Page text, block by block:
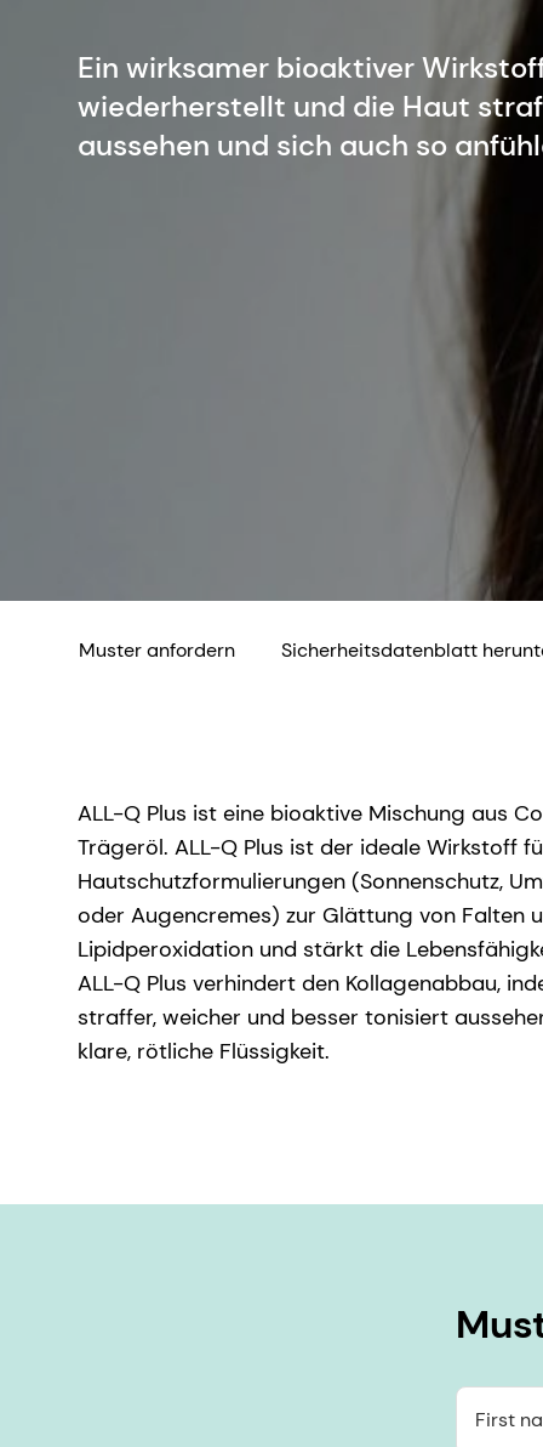
Ein wirksamer bioaktiver
wiederherstellt und die Haut
aussehen und sich auch so
Muster anfordern Sicherheitsdatenblatt
ALL-Q Plus ist eine bioaktive Mischung aus
Trägeröl. ALL-Q Plus ist der ideale Wirkstoff
Hautschutzformulierungen (Sonnenschutz,
oder Augencremes) zur Glättung von Falten
Lipidperoxidation und stärkt die
ALL-Q Plus verhindert den Kollagenabbau,
straffer, weicher und besser tonisiert
klare, rötliche Flüssigkeit.
First